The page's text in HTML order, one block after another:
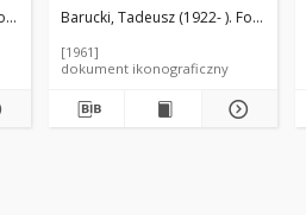
Barucki, Tadeusz (1922- ). Fotograf
[1961]
dokument ikonograficzny